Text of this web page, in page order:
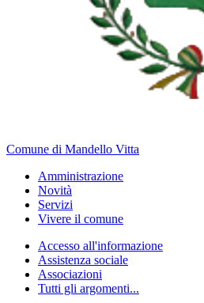
Comune di Mandello Vitta
Amministrazione
Novità
Servizi
Vivere il comune
Accesso all'informazione
Assistenza sociale
Associazioni
Tutti gli argomenti...